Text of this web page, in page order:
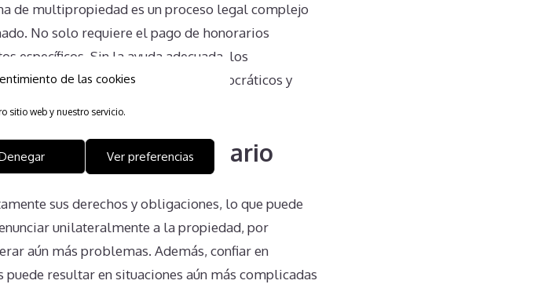
de las cookies
sitio web y nuestro servicio.
Ver preferencias
de multipropiedad es un proceso legal complejo
No solo requiere el pago de honorarios
específicos. Sin la ayuda adecuada, los
enfrentando obstáculos burocráticos y
del Propietario
sus derechos y obligaciones, lo que puede
unilateralmente a la propiedad, por
aún más problemas. Además, confiar en
resultar en situaciones aún más complicadas